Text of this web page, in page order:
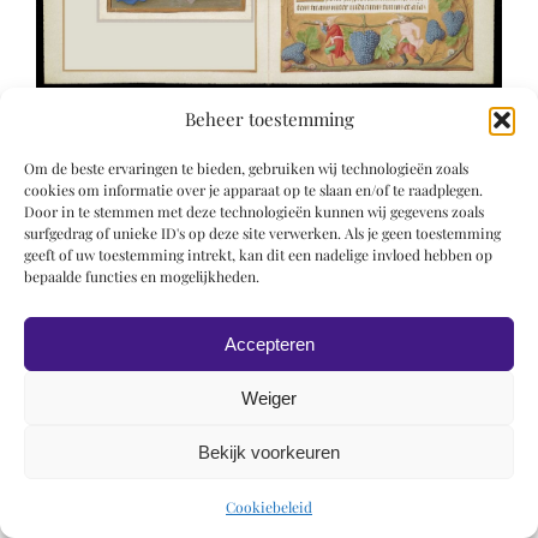
Beheer toestemming
Om de beste ervaringen te bieden, gebruiken wij technologieën zoals
cookies om informatie over je apparaat op te slaan en/of te raadplegen.
Door in te stemmen met deze technologieën kunnen wij gegevens zoals
surfgedrag of unieke ID's op deze site verwerken. Als je geen toestemming
geeft of uw toestemming intrekt, kan dit een nadelige invloed hebben op
bepaalde functies en mogelijkheden.
Accepteren
Weiger
Bekijk voorkeuren
Cookiebeleid
© 2019 Roel Wiechers | Powered byROCK Design